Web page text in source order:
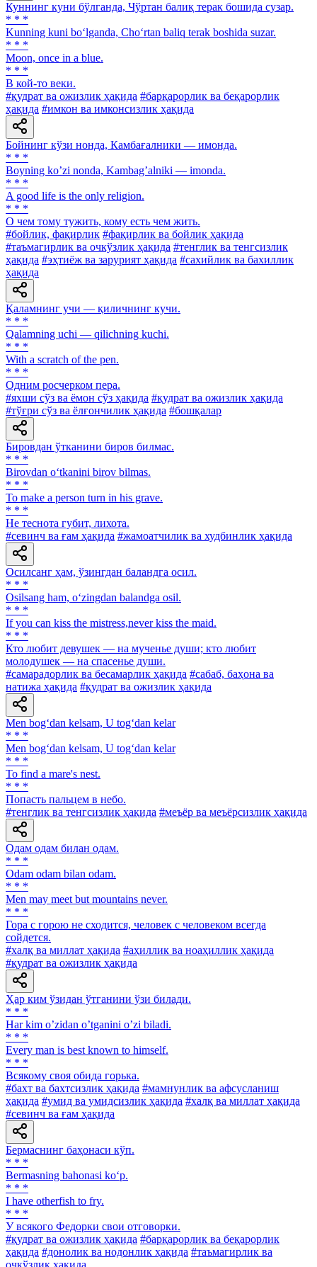
Куннинг куни бўлганда, Чўртан балиқ терак бошида сузар.
* * *
Kunning kuni bo‘lganda, Cho‘rtan baliq terak boshida suzar.
* * *
Moon, once in a blue.
* * *
В кой-то веки.
#қудрат ва ожизлик ҳақида #барқарорлик ва беқарорлик
ҳақида #имкон ва имконсизлик ҳақида
Бойнинг кўзи нонда, Камбағалники — имонда.
* * *
Boyning koʼzi nonda, Kambagʼalniki — imonda.
* * *
A good life is the only religion.
* * *
О чем тому тужить, кому есть чем жить.
#бойлик, фақирлик #фақирлик ва бойлик ҳақида
#таъмагирлик ва очкўзлик ҳақида #тенглик ва тенгсизлик
ҳақида #эҳтиёж ва зарурият ҳақида #сахийлик ва бахиллик
ҳақида
Қаламнинг учи — қиличнинг кучи.
* * *
Qalamning uchi — qilichning kuchi.
* * *
With a scratch of the pen.
* * *
Одним росчерком пера.
#яхши сўз ва ёмон сўз ҳақида #қудрат ва ожизлик ҳақида
#тўғри сўз ва ёлғончилик ҳақида #бошқалар
Бировдан ўтканини биров билмас.
* * *
Birovdan o‘tkanini birov bilmas.
* * *
To make a person turn in his grave.
* * *
He теснота губит, лихота.
#севинч ва ғам ҳақида #жамоатчилик ва худбинлик ҳақида
Осилсанг ҳам, ўзингдан баландга осил.
* * *
Osilsang ham, o‘zingdan balandga osil.
* * *
If you can kiss the mistress,never kiss the maid.
* * *
Кто любит девушек — на мученье души; кто любит
молодушек — на спасенье души.
#самарадорлик ва бесамарлик ҳақида #сабаб, баҳона ва
натижа ҳақида #қудрат ва ожизлик ҳақида
Men bog‘dan kelsam, U tog‘dan kelar
* * *
Men bog‘dan kelsam, U tog‘dan kelar
* * *
То find а mare's nest.
* * *
Попасть пальцем в небо.
#тенглик ва тенгсизлик ҳақида #меъёр ва меъёрсизлик ҳақида
Одам одам билан одам.
* * *
Odam odam bilan odam.
* * *
Men may meet but mountains never.
* * *
Гора с горою не сходится, человек с человеком всегда
сойдется.
#халқ ва миллат ҳақида #аҳиллик ва ноаҳиллик ҳақида
#қудрат ва ожизлик ҳақида
Ҳар ким ўзидан ўтганини ўзи билади.
* * *
Har kim oʼzidan oʼtganini oʼzi biladi.
* * *
Every man is best known to himself.
* * *
Всякому своя обида горька.
#бахт ва бахтсизлик ҳақида #мамнунлик ва афсусланиш
ҳақида #умид ва умидсизлик ҳақида #халқ ва миллат ҳақида
#севинч ва ғам ҳақида
Бермаснинг баҳонаси кўп.
* * *
Bermasning bahonasi ko‘p.
* * *
I have otherfish to fry.
* * *
У всякого Федорки свои отговорки.
#қудрат ва ожизлик ҳақида #барқарорлик ва беқарорлик
ҳақида #донолик ва нодонлик ҳақида #таъмагирлик ва